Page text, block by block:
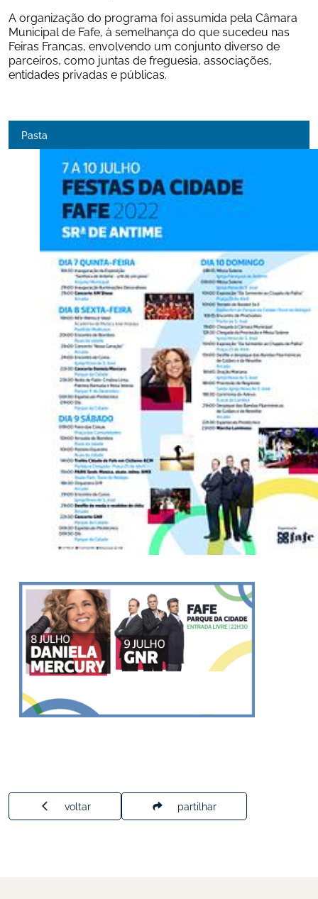
A organização do programa foi assumida pela Câmara
Municipal de Fafe, à semelhança do que sucedeu nas
Feiras Francas, envolvendo um conjunto diverso de
parceiros, como juntas de freguesia, associações,
entidades privadas e públicas.
Pasta
voltar partilhar